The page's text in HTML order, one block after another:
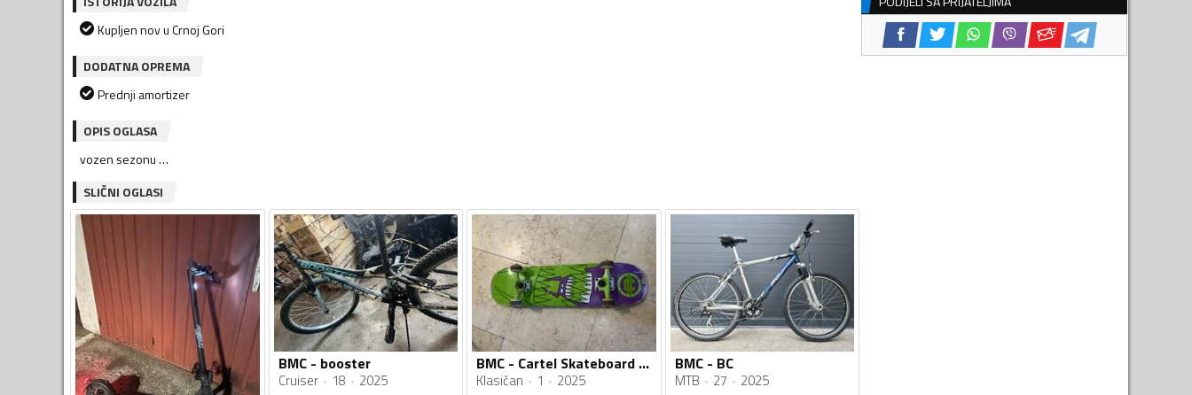
Kupljen nov u Crnoj Gori
DODATNA OPREMA
Prednji amortizer
OPIS OGLASA
vozen sezonu …
SLIČNI OGLASI
BMC - booster
Cruiser 18 2025
BMC - Cartel Skateboard Monster
Klasičan 1 2025
BMC - BC
MTB 27 2025